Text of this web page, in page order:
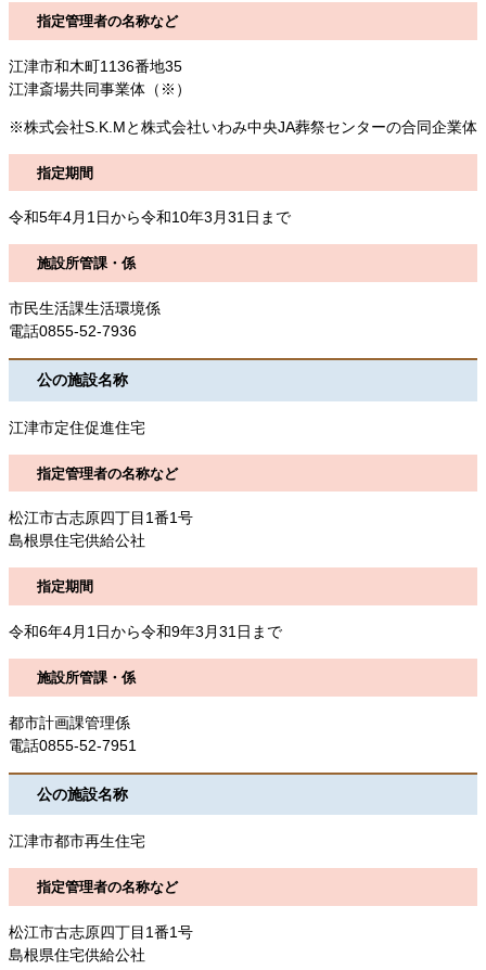
指定管理者の名称など
江津市和木町1136番地35
江津斎場共同事業体（※）
※株式会社S.K.Mと株式会社いわみ中央JA葬祭センターの合同企業体
指定期間
令和5年4月1日から令和10年3月31日まで
施設所管課・係
市民生活課生活環境係
電話0855-52-7936
公の施設名称
江津市定住促進住宅
指定管理者の名称など
松江市古志原四丁目1番1号
島根県住宅供給公社
指定期間
令和6年4月1日から令和9年3月31日まで
施設所管課・係
都市計画課管理係
電話0855-52-7951
公の施設名称
江津市都市再生住宅
指定管理者の名称など
松江市古志原四丁目1番1号
島根県住宅供給公社